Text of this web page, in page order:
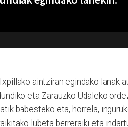
aintziran egindako lanak
eta Zarauzko Udaleko
babesteko eta, horrela,
lubeta berreraiki eta